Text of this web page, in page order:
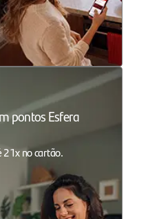
pontos Esfera
no cartão.